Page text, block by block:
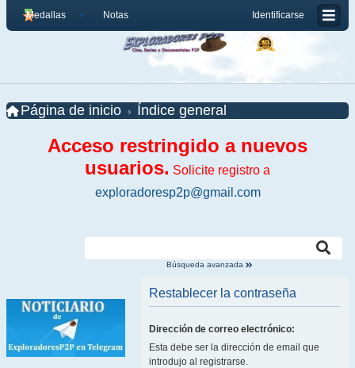
Identificarse
Medallas Notas
Página de inicio Índice general
Acceso restringido a nuevos
usuarios. Solicite registro a
exploradoresp2p@gmail.com
Búsqueda avanzada
Restablecer la contraseña
Dirección de correo electrónico:
Esta debe ser la dirección de email que
introdujo al registrarse.